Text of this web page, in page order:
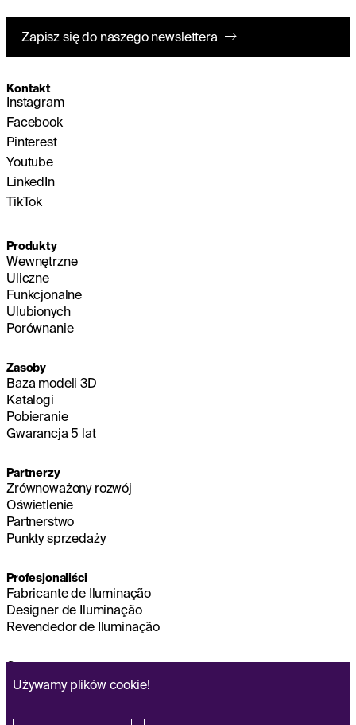
Używamy plików cookie!
Zapisz się do naszego newslettera
Kontakt
Instagram
Facebook
Pinterest
Youtube
LinkedIn
TikTok
Produkty
Wewnętrzne
Uliczne
Funkcjonalne
Ulubionych
Porównanie
Zasoby
Baza modeli 3D
Katalogi
Pobieranie
Gwarancja 5 lat
Partnerzy
Zrównoważony rozwój
Oświetlenie
Partnerstwo
Punkty sprzedaży
Profesjonaliści
Fabricante de Iluminação
Designer de Iluminação
Revendedor de Iluminação
O nas
Zrównoważony rozwój